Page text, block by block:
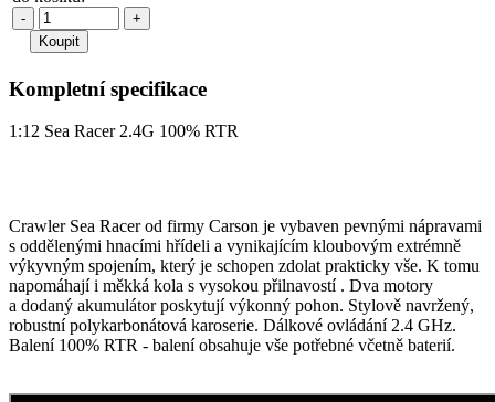
- +
Kompletní specifikace
1:12 Sea Racer 2.4G 100% RTR
Crawler Sea Racer od firmy Carson je vybaven pevnými nápravami
s oddělenými hnacími hřídeli a vynikajícím kloubovým extrémně
výkyvným spojením, který je schopen zdolat prakticky vše. K tomu
napomáhají i měkká kola s vysokou přilnavostí . Dva motory
a dodaný akumulátor poskytují výkonný pohon. Stylově navržený,
robustní polykarbonátová karoserie. Dálkové ovládání 2.4 GHz.
Balení 100% RTR - balení obsahuje vše potřebné včetně baterií.